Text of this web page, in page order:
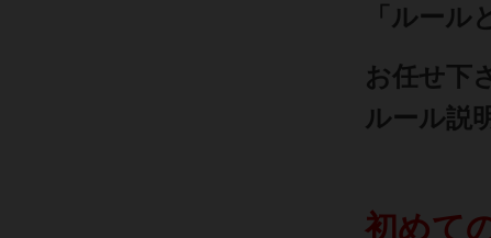
「ルー
お任せ下
ルール説
初めて